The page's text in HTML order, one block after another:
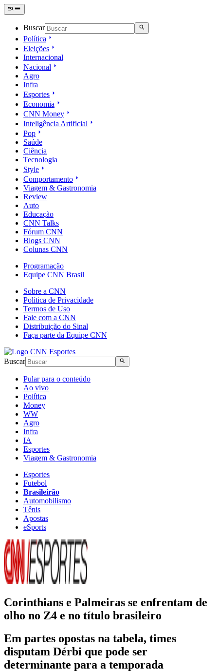
Buscar
Política
Eleições
Internacional
Nacional
Agro
Infra
Esportes
Economia
CNN Money
Inteligência Artificial
Pop
Saúde
Ciência
Tecnologia
Style
Comportamento
Viagem & Gastronomia
Review
Auto
Educação
CNN Talks
Fórum CNN
Blogs CNN
Colunas CNN
Programação
Equipe CNN Brasil
Sobre a CNN
Política de Privacidade
Termos de Uso
Fale com a CNN
Distribuição do Sinal
Faça parte da Equipe CNN
Buscar
Pular para o conteúdo
Ao vivo
Política
Money
WW
Agro
Infra
IA
Esportes
Viagem & Gastronomia
Esportes
Futebol
Brasileirão
Automobilismo
Tênis
Apostas
eSports
Corinthians e Palmeiras se enfrentam de
olho no Z4 e no título brasileiro
Em partes opostas na tabela, times
disputam Dérbi que pode ser
determinante para a temporada